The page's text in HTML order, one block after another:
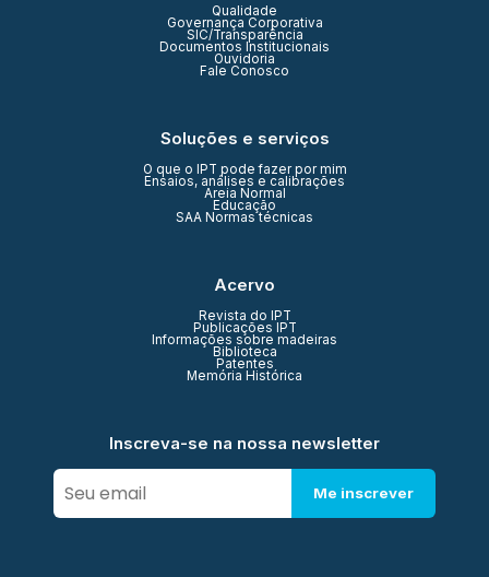
Qualidade
Governança Corporativa
SIC/Transparência
Documentos Institucionais
Ouvidoria
Fale Conosco
Soluções e serviços
O que o IPT pode fazer por mim
Ensaios, análises e calibrações
Areia Normal
Educação
SAA Normas técnicas
Acervo
Revista do IPT
Publicações IPT
Informações sobre madeiras
Biblioteca
Patentes
Memória Histórica
Inscreva-se na nossa newsletter
Me inscrever